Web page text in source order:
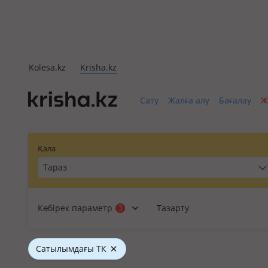
Kolesa.kz Krisha.kz
Сату Жалға алу Бағалау
Қала
Тараз
Көбірек параметр 3 Тазарту
Сатылымдағы ТК